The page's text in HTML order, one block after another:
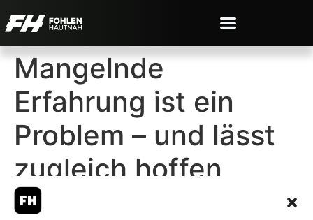
Mangelnde
Erfahrung ist ein
Problem – und lässt
zugleich hoffen